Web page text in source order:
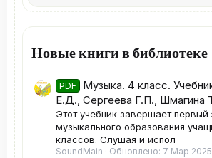
Новые книги в библиотеке
PDF
Музыка. 4 класс.
Е.Д., Сергеева Г.П., Шмагина
Этот учебник завершает первый
музыкального образования
классов. Слушая и испол
SoundMain Обновлено: 7 Мар 2025